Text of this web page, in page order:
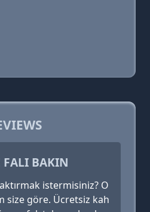
FALI BAKIN
istermisiniz? O
size göre. Ücretsiz kah